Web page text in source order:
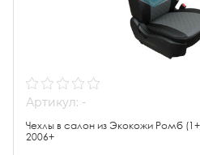
Артикул: -
Чехлы в салон из Экокожи Ромб
2006+